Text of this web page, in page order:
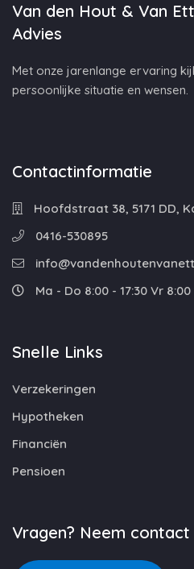
Van den Hout & Van
Advies
Met onze jarenlange ervaring
persoonlijke situatie en wensen.
Contactinformatie
Hoofdstraat 38, 5171 DD,
0416-530895
Ma - Do 8:00 - 17:30 Vr
Snelle Links
Verzekeringen
Hypotheken
Financiën
Pensioen
Vragen? Neem contact